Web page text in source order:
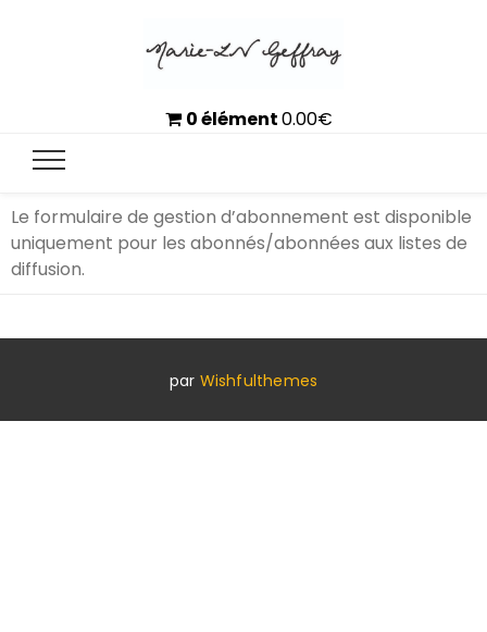
0 élément0.00€
Le formulaire de gestion d’abonnement est disponible
uniquement pour les abonnés/abonnées aux listes de
diffusion.
par Wishfulthemes